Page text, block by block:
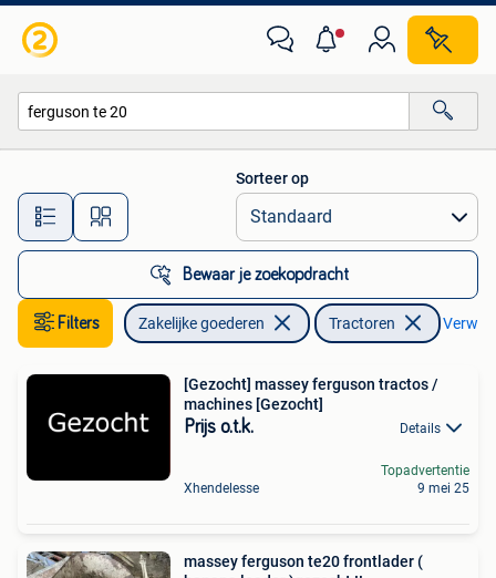
Alle afstanden…
Sorteer op
Bewaar je zoekopdracht
Filters Zakelijke goederen Tractoren
[Gezocht] massey ferguson tractos /
machines [Gezocht]
Prijs o.t.k. Details
Xhendelesse
Topadvertentie
9 mei 25
massey ferguson te20 frontlader (